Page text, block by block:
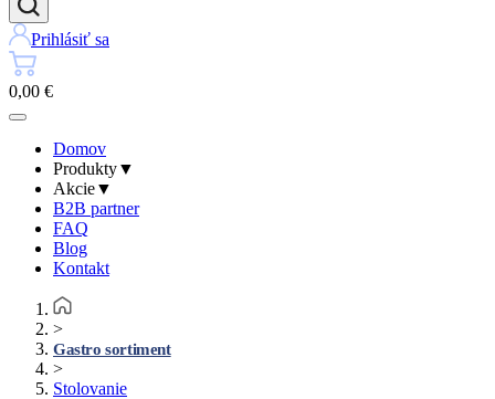
Prihlásiť sa
0,00 €
Domov
Produkty▼
Akcie▼
B2B partner
FAQ
Blog
Kontakt
>
Gastro sortiment
>
Stolovanie